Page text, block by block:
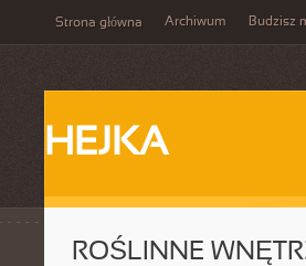
Strona główna Archiwum Budzisz
HEJKA
ROŚLINNE